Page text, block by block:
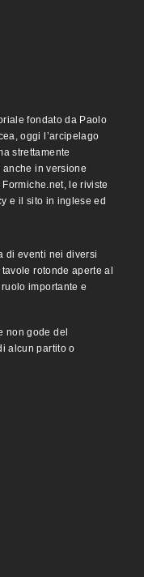
fondato da Paolo
oggi l’arcipelago
strettamente
in versione
le riviste
e il sito in inglese ed
di eventi nei diversi
rotonde aperte al
importante e
non gode del
alcun partito o